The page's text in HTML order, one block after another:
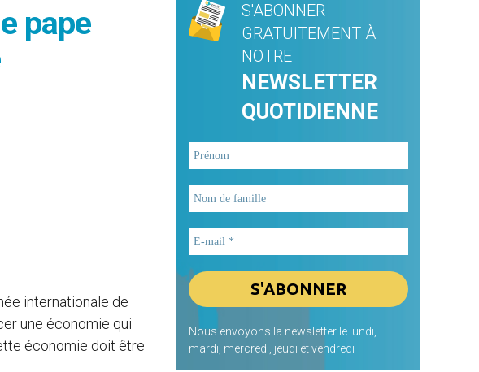
pape
internationale de
une économie qui
économie doit être
S'ABONNER
GRATUITEMENT À
NOTRE
NEWSLETTER
QUOTIDIENNE
Nous envoyons la newsletter le lundi,
mardi, mercredi, jeudi et vendredi